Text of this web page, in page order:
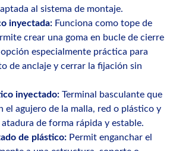
al sistema de montaje.
inyectada: Funciona como tope de
crear una goma en bucle de cierre
especialmente práctica para
de anclaje y cerrar la fijación sin
inyectado: Terminal basculante que
el agujero de la malla, red o plástico y
de forma rápida y estable.
de plástico: Permit enganchar el